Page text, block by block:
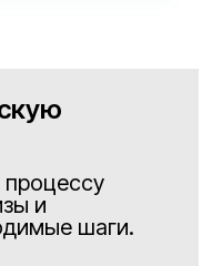
и
шаги.